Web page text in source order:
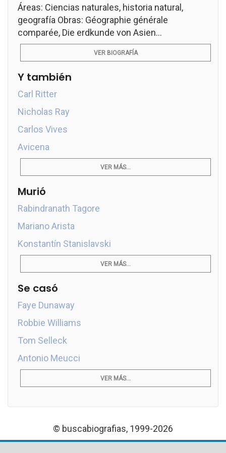
Áreas: Ciencias naturales, historia natural,
geografía Obras: Géographie générale
comparée, Die erdkunde von Asien...
VER BIOGRAFÍA
Y también
Carl Ritter
Nicholas Ray
Carlos Vives
Avicena
VER MÁS...
Murió
Rabindranath Tagore
Mariano Arista
Konstantín Stanislavski
VER MÁS...
Se casó
Faye Dunaway
Robbie Williams
Tom Selleck
Antonio Meucci
VER MÁS...
© buscabiografias, 1999-2026